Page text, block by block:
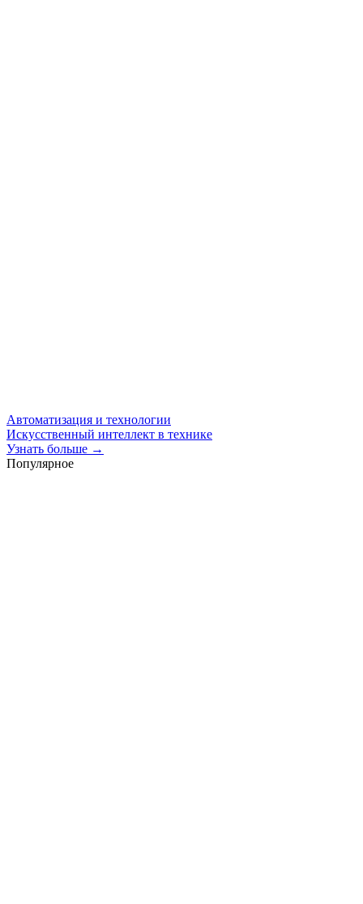
Автоматизация и технологии
Искусственный интеллект в технике
Узнать больше →
Популярное